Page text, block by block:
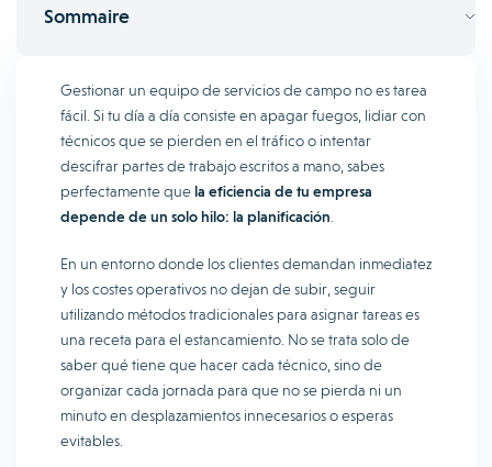
Sommaire
Gestionar un equipo de servicios de campo no es tarea
fácil. Si tu día a día consiste en apagar fuegos, lidiar con
técnicos que se pierden en el tráfico o intentar
descifrar partes de trabajo escritos a mano, sabes
perfectamente quela eficiencia de tu empresa
depende de un solo hilo: la planificación
En un entorno donde los clientes demandan inmediatez
y los costes operativos no dejan de subir, seguir
utilizando métodos tradicionales para asignar tareas es
una receta para el estancamiento. No se trata solo de
saber qué tiene que hacer cada técnico, sino de
organizar cada jornada para que no se pierda ni un
minuto en desplazamientos innecesarios o esperas
evitables.